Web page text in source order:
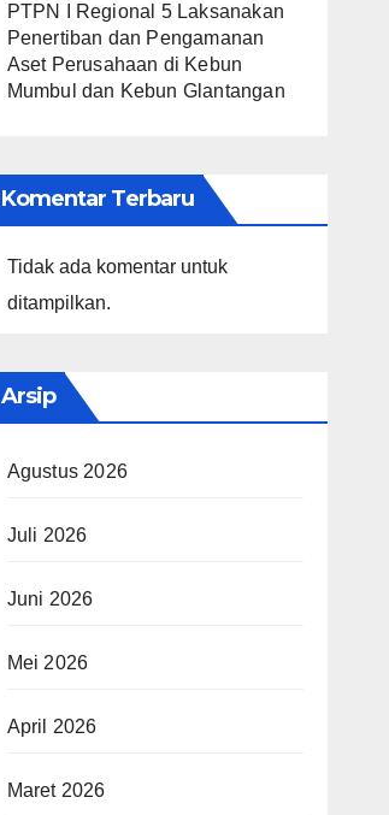
PTPN I Regional 5 Laksanakan
Penertiban dan Pengamanan
Aset Perusahaan di Kebun
Mumbul dan Kebun Glantangan
Komentar Terbaru
Tidak ada komentar untuk
ditampilkan.
Arsip
Agustus 2026
Juli 2026
Juni 2026
Mei 2026
April 2026
Maret 2026